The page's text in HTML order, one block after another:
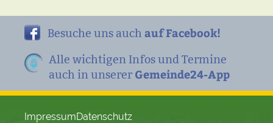
Besuche uns auch auf Facebook!
Alle wichtigen Infos und Termine
auch in unserer Gemeinde24-App
ImpressumDatenschutz